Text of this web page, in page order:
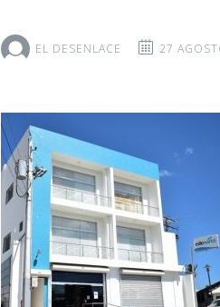
EL DESENLACE 27